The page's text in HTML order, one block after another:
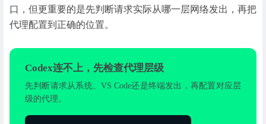
口，但更重要的是先判断请求实际从哪一层网络发出，再把
代理配置到正确的位置。
Codex连不上，先检查代理层级
先判断请求从系统、VS Code还是终端发出，再配置对应层
级的代理。